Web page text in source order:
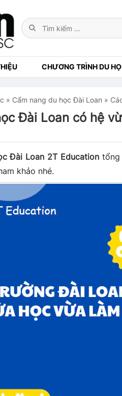
CHƯƠNG TRÌNH DU
» Cẩm nang du học Đài Loan »
Đài Loan có hệ
Đài Loan 2T Education tổng
khảo nhé.